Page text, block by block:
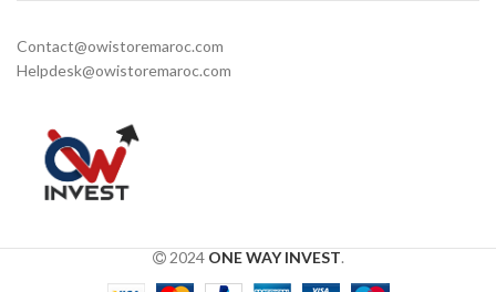
Contact@owistoremaroc.com
Helpdesk@owistoremaroc.com
2024 ONE WAY INVEST.